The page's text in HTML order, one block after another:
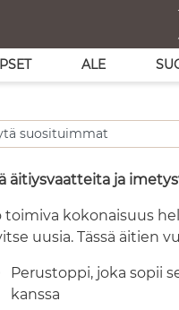
ALE
äitiysvaatteita ja
toimiva kokonaisuus
uusia. Tässä äitien
Perustoppi, joka sopii
kanssa